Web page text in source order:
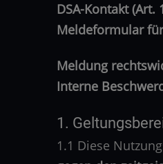
DSA-Kontakt (Art.
Meldeformular
Meldung
Interne
1.
1.1 Diese